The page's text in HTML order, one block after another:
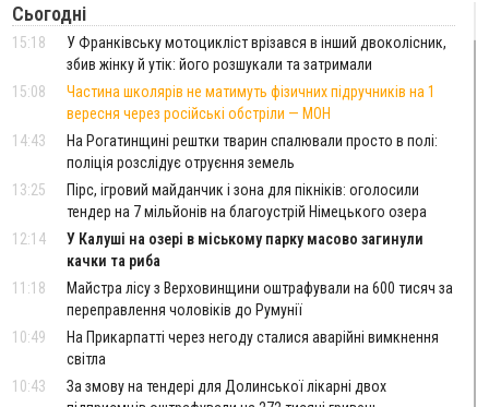
Сьогодні
15:18
У Франківську мотоцикліст врізався в інший двоколісник,
збив жінку й утік: його розшукали та затримали
15:08
Частина школярів не матимуть фізичних підручників на 1
вересня через російські обстріли — МОН
14:43
На Рогатинщині рештки тварин спалювали просто в полі:
поліція розслідує отруєння земель
13:25
Пірс, ігровий майданчик і зона для пікніків: оголосили
тендер на 7 мільйонів на благоустрій Німецького озера
12:14
У Калуші на озері в міському парку масово загинули
качки та риба
11:18
Майстра лісу з Верховинщини оштрафували на 600 тисяч за
переправлення чоловіків до Румунії
10:49
На Прикарпатті через негоду сталися аварійні вимкнення
світла
10:43
За змову на тендері для Долинської лікарні двох